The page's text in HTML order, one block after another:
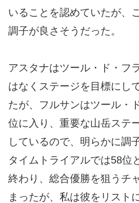
いることを認めていたが、
調子が良さそうだった。
アスタナはツール・ド・フ
はなくステージを目標にし
たが、フルサンはツール・
位に入り、重要な山岳ステ
しているので、明らかに調
タイムトライアルでは58位
終わり、総合優勝を狙うチ
まったが、私は彼をリスト